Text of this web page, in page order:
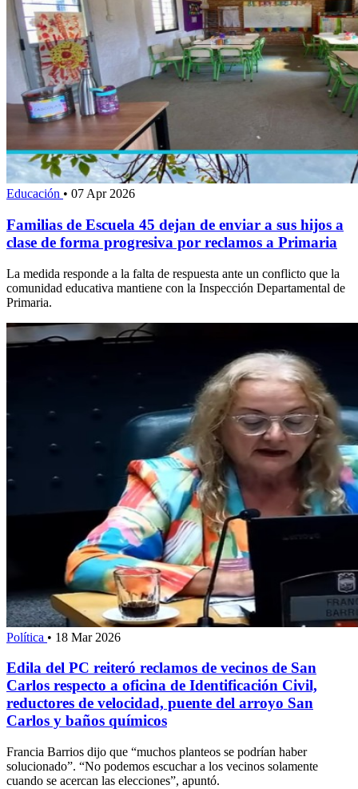
Educación • 07 Apr 2026
Familias de Escuela 45 dejan de enviar a sus hijos a
clase de forma progresiva por reclamos a Primaria
La medida responde a la falta de respuesta ante un conflicto que la
comunidad educativa mantiene con la Inspección Departamental de
Primaria.
Política • 18 Mar 2026
Edila del PC reiteró reclamos de vecinos de San
Carlos respecto a oficina de Identificación Civil,
reductores de velocidad, puente del arroyo San
Carlos y baños químicos
Francia Barrios dijo que “muchos planteos se podrían haber
solucionado”. “No podemos escuchar a los vecinos solamente
cuando se acercan las elecciones”, apuntó.